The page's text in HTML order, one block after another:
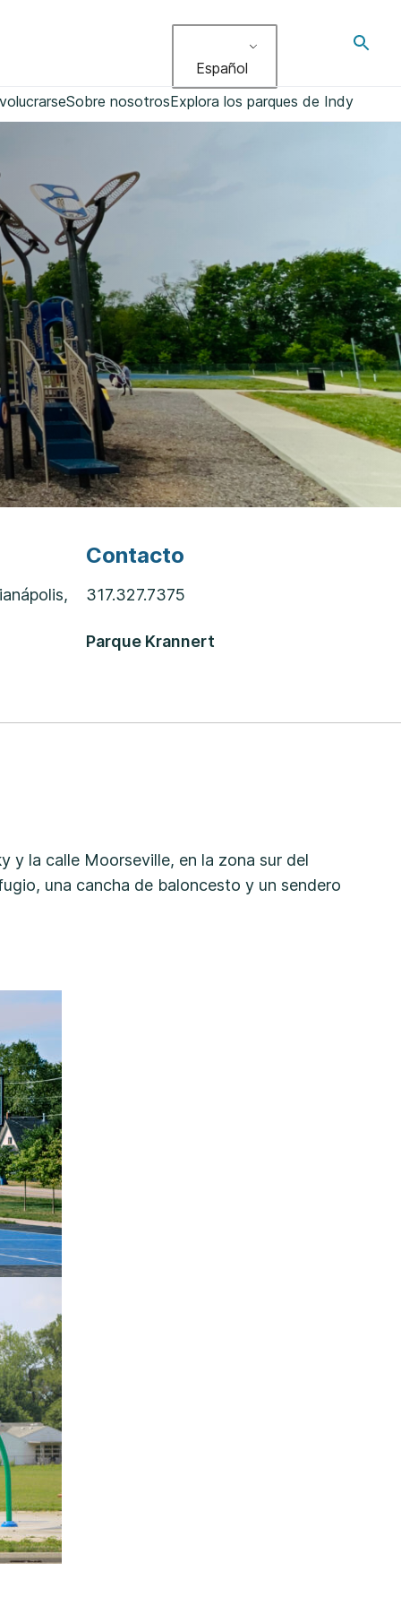
Español
Sobre nosotrosExplora los parques de Indy
Contacto
317.327.7375
Parque Krannert
y la calle Moorseville, en la zona sur del
una cancha de baloncesto y un sendero